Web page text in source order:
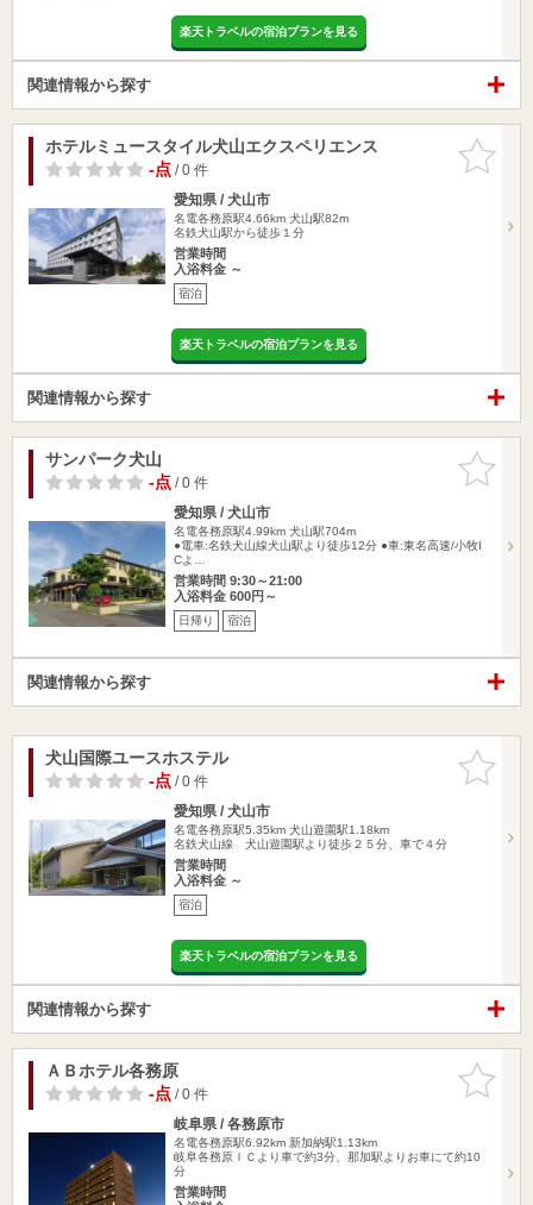
楽天トラベルの宿泊プランを見る
関連情報から探す
お気に入
りに追加
ホテルミュースタイル犬山エクスペリエンス
-点/ 0 件
愛知県 / 犬山市
名電各務原駅4.66km 犬山駅82m
名鉄犬山駅から徒歩１分
営業時間
入浴料金 ～
宿泊
楽天トラベルの宿泊プランを見る
関連情報から探す
お気に入
りに追加
サンパーク犬山
-点/ 0 件
愛知県 / 犬山市
名電各務原駅4.99km 犬山駅704m
●電車:名鉄犬山線犬山駅より徒歩12分 ●車:東名高速/小牧I
Cよ…
営業時間 9:30～21:00
入浴料金 600円～
日帰り 宿泊
関連情報から探す
お気に入
りに追加
犬山国際ユースホステル
-点/ 0 件
愛知県 / 犬山市
名電各務原駅5.35km 犬山遊園駅1.18km
名鉄犬山線 犬山遊園駅より徒歩２５分、車で４分
営業時間
入浴料金 ～
宿泊
楽天トラベルの宿泊プランを見る
関連情報から探す
お気に入
りに追加
ＡＢホテル各務原
-点/ 0 件
岐阜県 / 各務原市
名電各務原駅6.92km 新加納駅1.13km
岐阜各務原ＩＣより車で約3分、那加駅よりお車にて約10
分
営業時間